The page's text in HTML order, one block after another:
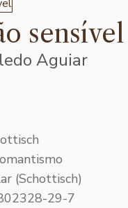
sensível
Aguiar
(Schottisch)
29-7